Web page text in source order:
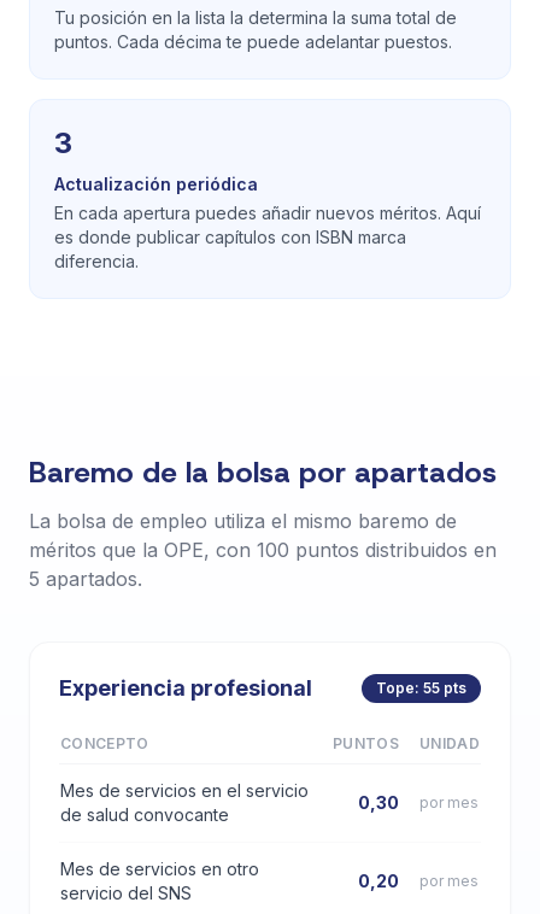
Tu posición en la lista la determina la suma total de
puntos. Cada décima te puede adelantar puestos.
3
Actualización periódica
En cada apertura puedes añadir nuevos méritos. Aquí
es donde publicar capítulos con ISBN marca
diferencia.
Baremo de la bolsa por apartados
La bolsa de empleo utiliza el mismo baremo de
méritos que la OPE, con 100 puntos distribuidos en
5 apartados.
Experiencia profesional Tope: 55 pts
CONCEPTO PUNTOS UNIDAD
Mes de servicios en el servicio
de salud convocante
0,30 por mes
Mes de servicios en otro
servicio del SNS
0,20 por mes